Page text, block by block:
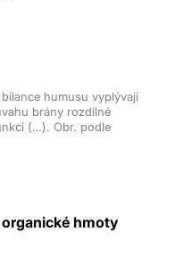
humusu vyplývají
brány rozdílné
(…). Obr. podle
hmoty